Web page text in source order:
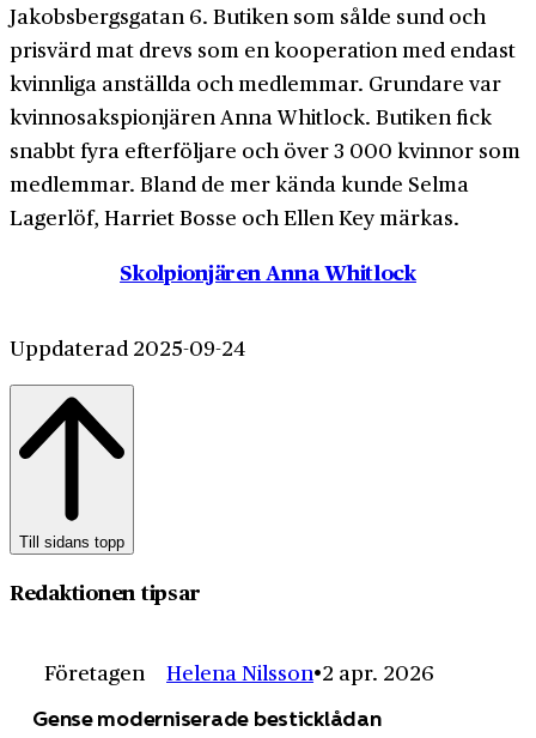
Jakobsbergsgatan 6. Butiken som sålde sund och
prisvärd mat drevs som en kooperation med endast
kvinnliga anställda och medlemmar. Grundare var
kvinnosakspionjären Anna Whitlock. Butiken fick
snabbt fyra efterföljare och över 3 000 kvinnor som
medlemmar. Bland de mer kända kunde Selma
Lagerlöf, Harriet Bosse och Ellen Key märkas.
Skolpionjären Anna Whitlock
Uppdaterad 2025-09-24
Till sidans topp
Redaktionen tipsar
Företagen Helena Nilsson 2 apr. 2026
Gense moderniserade besticklådan